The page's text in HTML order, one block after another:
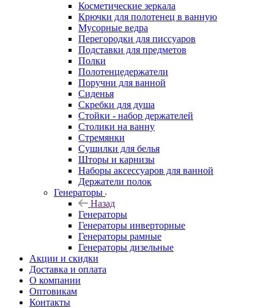
Косметические зеркала
Крючки для полотенец в ванную
Мусорные ведра
Перегородки для писсуаров
Подставки для предметов
Полки
Полотенцедержатели
Поручни для ванной
Сиденья
Скребки для душа
Стойки - набор держателей
Столики на ванну
Стремянки
Сушилки для белья
Шторы и карнизы
Наборы аксессуаров для ванной
Держатели полок
Генераторы
Назад
Генераторы
Генераторы инверторные
Генераторы рамные
Генераторы дизельные
Акции и скидки
Доставка и оплата
О компании
Оптовикам
Контакты